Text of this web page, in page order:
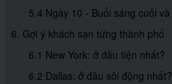
5.4 Ngày 10 - Buổi sáng cuối
6. Gợi ý khách sạn từng thành phố
6.1 New York: ở đâu tiện nhất?
6.2 Dallas: ở đâu sôi động nhất?